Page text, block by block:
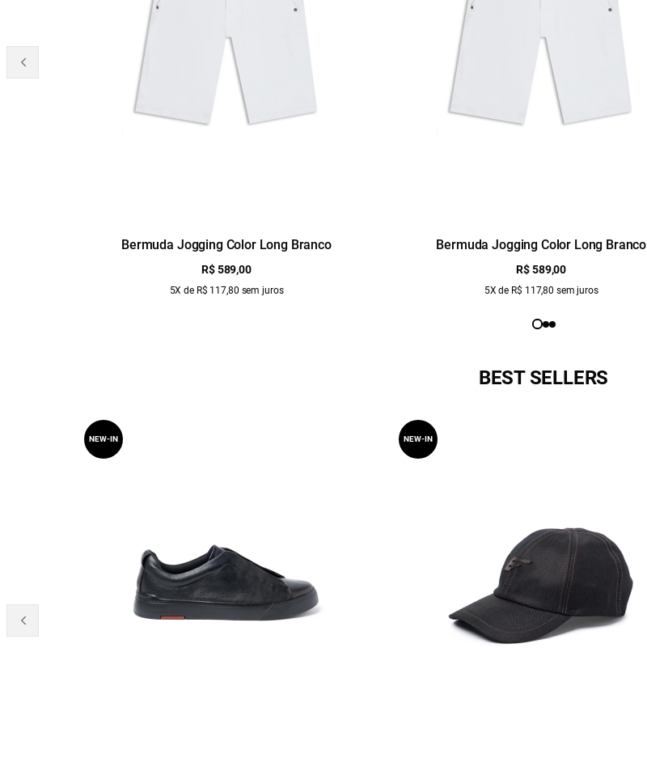
Bermuda Jogging Color Long Branco
R$ 589,00
5X de R$ 117,80 sem juros
Bermuda Jogging Color Long Branco
R$ 589,00
5X de R$ 117,80 sem juros
BEST SELLERS
NEW-IN NEW-IN